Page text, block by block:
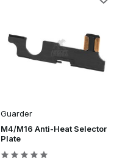
Guarder
M4/M16 Anti-Heat Selector
Plate